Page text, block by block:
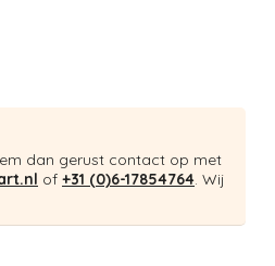
dan gerust contact op met
of +31 (0)6-17854764. Wij